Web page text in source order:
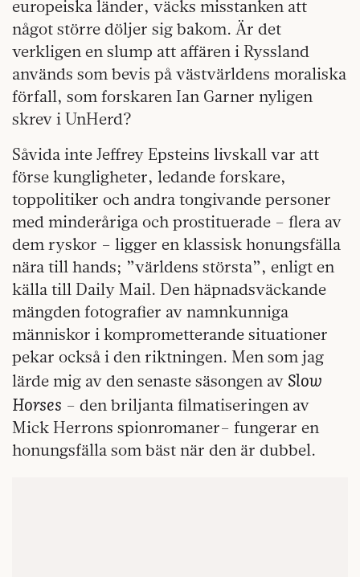
europeiska länder, väcks misstanken att
något större döljer sig bakom. Är det
verkligen en slump att affären i Ryssland
används som bevis på västvärldens moraliska
förfall, som forskaren Ian Garner nyligen
skrev i UnHerd?
Såvida inte Jeffrey Epsteins livskall var att
förse kungligheter, ledande forskare,
toppolitiker och andra tongivande personer
med minderåriga och prostituerade – flera av
dem ryskor – ligger en klassisk honungsfälla
nära till hands; ”världens största”, enligt en
källa till Daily Mail. Den häpnadsväckande
mängden fotografier av namnkunniga
människor i komprometterande situationer
pekar också i den riktningen. Men som jag
lärde mig av den senaste säsongen av Slow
Horses – den briljanta filmatiseringen av
Mick Herrons spionromaner– fungerar en
honungsfälla som bäst när den är dubbel.